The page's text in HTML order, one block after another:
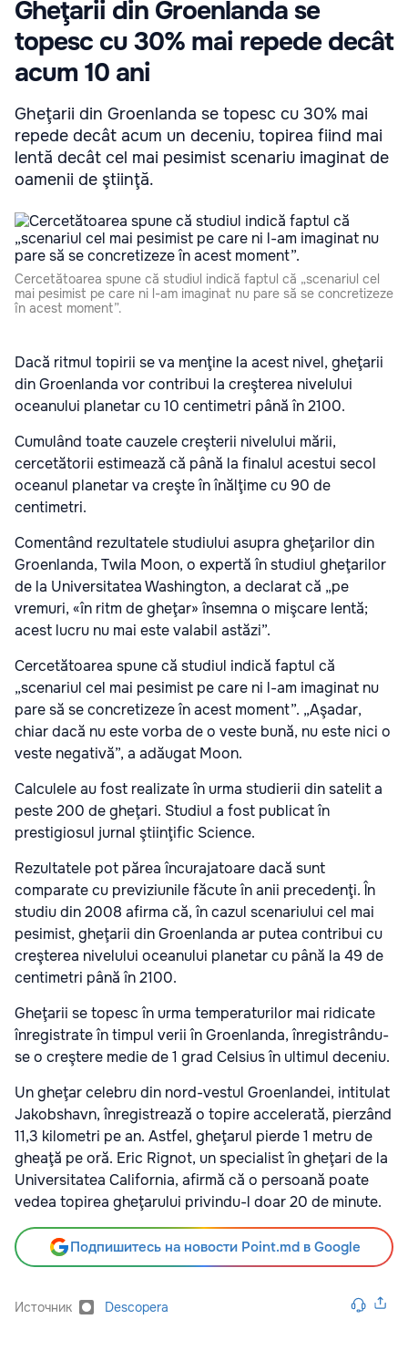
Gheţarii din Groenlanda se
topesc cu 30% mai repede decât
acum 10 ani
Gheţarii din Groenlanda se topesc cu 30% mai
repede decât acum un deceniu, topirea fiind mai
lentă decât cel mai pesimist scenariu imaginat de
oamenii de ştiinţă.
Cercetătoarea spune că studiul indică faptul că „scenariul cel
mai pesimist pe care ni l-am imaginat nu pare să se concretizeze
în acest moment”.
Dacă ritmul topirii se va menţine la acest nivel, gheţarii
din Groenlanda vor contribui la creşterea nivelului
oceanului planetar cu 10 centimetri până în 2100.
Cumulând toate cauzele creşterii nivelului mării,
cercetătorii estimează că până la finalul acestui secol
oceanul planetar va creşte în înălţime cu 90 de
centimetri.
Comentând rezultatele studiului asupra gheţarilor din
Groenlanda, Twila Moon, o expertă în studiul gheţarilor
de la Universitatea Washington, a declarat că „pe
vremuri, «în ritm de gheţar» însemna o mişcare lentă;
acest lucru nu mai este valabil astăzi”.
Cercetătoarea spune că studiul indică faptul că
„scenariul cel mai pesimist pe care ni l-am imaginat nu
pare să se concretizeze în acest moment”. „Aşadar,
chiar dacă nu este vorba de o veste bună, nu este nici o
veste negativă”, a adăugat Moon.
Calculele au fost realizate în urma studierii din satelit a
peste 200 de gheţari. Studiul a fost publicat în
prestigiosul jurnal ştiinţific Science.
Rezultatele pot părea încurajatoare dacă sunt
comparate cu previziunile făcute în anii precedenţi. În
studiu din 2008 afirma că, în cazul scenariului cel mai
pesimist, gheţarii din Groenlanda ar putea contribui cu
creşterea nivelului oceanului planetar cu până la 49 de
centimetri până în 2100.
Gheţarii se topesc în urma temperaturilor mai ridicate
înregistrate în timpul verii în Groenlanda, înregistrându-
se o creştere medie de 1 grad Celsius în ultimul deceniu.
Un gheţar celebru din nord-vestul Groenlandei, intitulat
Jakobshavn, înregistrează o topire accelerată, pierzând
11,3 kilometri pe an. Astfel, gheţarul pierde 1 metru de
gheaţă pe oră. Eric Rignot, un specialist în gheţari de la
Universitatea California, afirmă că o persoană poate
vedea topirea gheţarului privindu-l doar 20 de minute.
Подпишитесь на новости Point.md в Google
Источник Descopera